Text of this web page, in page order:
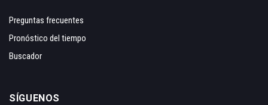
Preguntas frecuentes
Pronóstico del tiempo
Buscador
SÍGUENOS